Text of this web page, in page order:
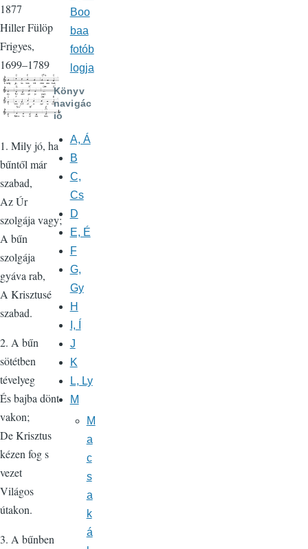
1877
Hiller Fülöp
Frigyes,
1699–1789
1. Mily jó, ha
bűntől már
szabad,
Az Úr
szolgája vagy;
A bűn
szolgája
gyáva rab,
A Krisztusé
szabad.
2. A bűn
sötétben
tévelyeg
És bajba dönt
vakon;
De Krisztus
kézen fog s
vezet
Világos
útakon.
3. A bűnben
Boo
baa
fotób
logja
Könyv
navigác
ió
A, Á
B
C,
Cs
D
E, É
F
G,
Gy
H
I, Í
J
K
L, Ly
M
M
a
c
s
a
k
á